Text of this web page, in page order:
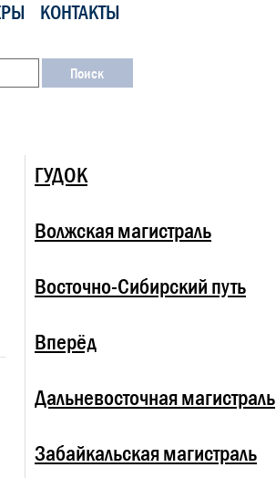
КОНТАКТЫ
ГУДОК
Волжская магистраль
Восточно-Сибирский путь
Вперёд
Дальневосточная магистраль
Забайкальская магистраль